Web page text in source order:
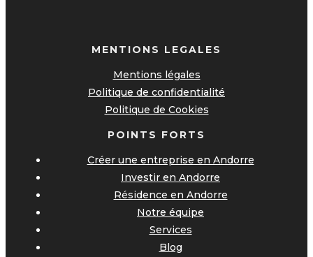
MENTIONS LEGALES
Mentions légales
Politique de confidentialité
Politique de Cookies
POINTS FORTS
Créer une entreprise en Andorre
Investir en Andorre
Résidence en Andorre
Notre équipe
Services
Blog